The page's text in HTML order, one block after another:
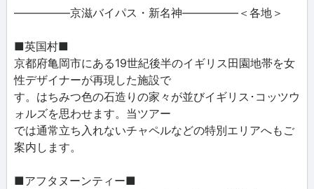
―――――京滋バイパス・新名神―――――＜各地＞
■英国村■
京都府亀岡市にある19世紀後半のイギリス田園地帯を女
性デザイナーが再現した施設で
す。はちみつ色の石造りの家々が並びイギリス･コッツウ
ォルズを思わせます。当ツアー
では通常立ち入れないチャペルなどの特別エリアへもご
案内します。
■アフタヌーンティー■